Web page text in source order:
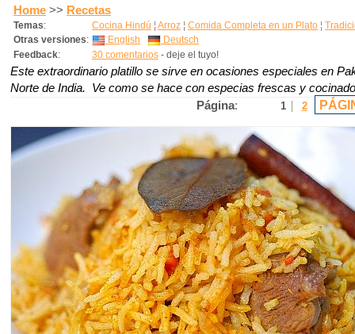
Home >> Recetas
Temas: Cocina Hindú ¦ Arroz ¦ Comida Completa en un Plato ¦
Otras versiones: English
Deutsch
Feedback: 30 comentarios - deje el tuyo!
Este extraordinario platillo se sirve en ocasiones especiales en
Norte de India. Ve como se hace con especias frescas y
Página: 1 2